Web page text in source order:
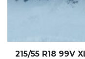
215/55 R18 99V